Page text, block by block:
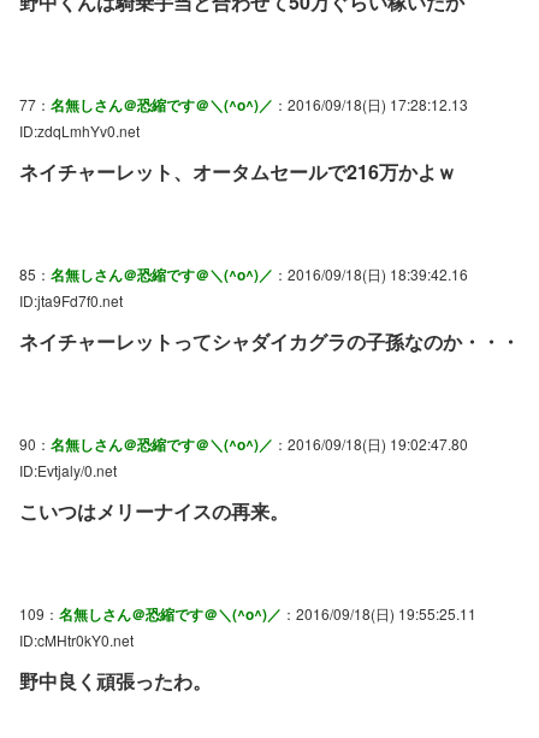
77： 名無しさん＠恐縮です＠＼(^o^)／ ：2016/09/18(日) 17:28:12.13
ID:zdqLmhYv0.net
ネイチャーレット、オータムセールで216万かよｗ
85： 名無しさん＠恐縮です＠＼(^o^)／ ：2016/09/18(日) 18:39:42.16
ID:jta9Fd7f0.net
ネイチャーレットってシャダイカグラの子孫なのか・・・
90： 名無しさん＠恐縮です＠＼(^o^)／ ：2016/09/18(日) 19:02:47.80
ID:Evtjaly/0.net
こいつはメリーナイスの再来。
109： 名無しさん＠恐縮です＠＼(^o^)／ ：2016/09/18(日) 19:55:25.11
ID:cMHtr0kY0.net
野中良く頑張ったわ。